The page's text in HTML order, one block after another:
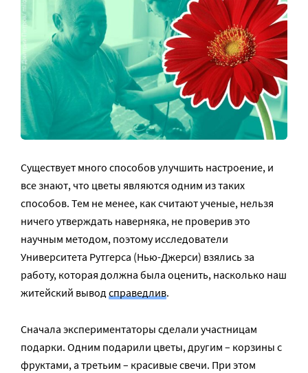
Существует много способов улучшить настроение, и
все знают, что цветы являются одним из таких
способов. Тем не менее, как считают ученые, нельзя
ничего утверждать наверняка, не проверив это
научным методом, поэтому исследователи
Университета Рутгерса (Нью-Джерси) взялись за
работу, которая должна была оценить, насколько наш
житейский вывод справедлив.
Сначала экспериментаторы сделали участницам
подарки. Одним подарили цветы, другим – корзины с
фруктами, а третьим – красивые свечи. При этом